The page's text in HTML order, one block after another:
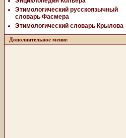
Этимологический русскоязычный
словарь Фасмера
Этимологический словарь Крылова
Дополнительное меню: